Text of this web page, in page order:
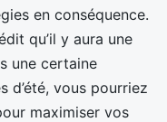
en conséquence.
qu’il y aura une
une certaine
d’été, vous pourriez
maximiser vos